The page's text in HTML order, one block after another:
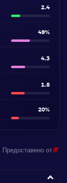
2.4
49%
4.3
1.8
20%
Предоставено от